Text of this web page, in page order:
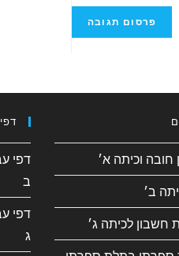
וכיתה א׳
ב׳
חשבון לכיתה ג׳
דפי
ב
דפי
ג